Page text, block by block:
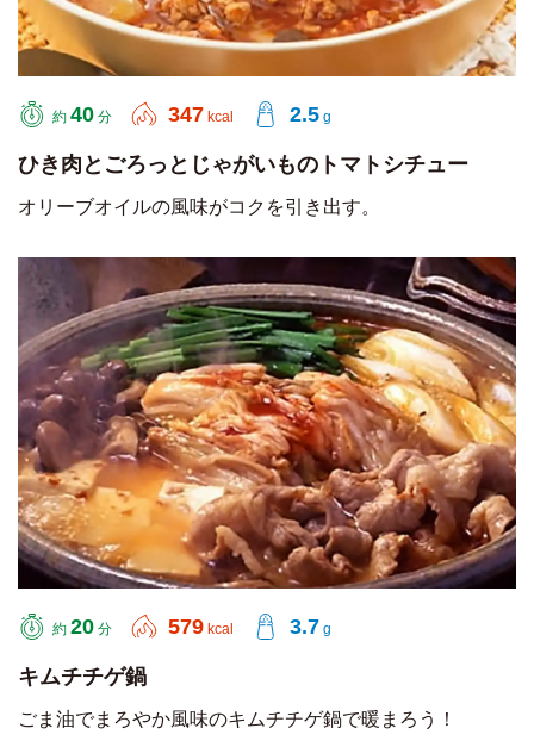
約 40 分 347 kcal 2.5 g
ひき肉とごろっとじゃがいものトマトシチュー
オリーブオイルの風味がコクを引き出す。
約 20 分 579 kcal 3.7 g
キムチチゲ鍋
ごま油でまろやか風味のキムチチゲ鍋で暖まろう！